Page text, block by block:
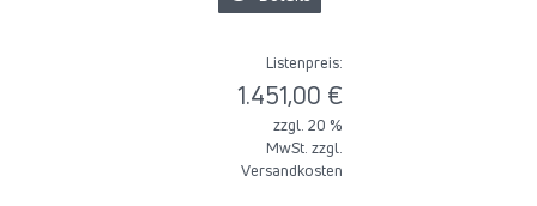
Listenpreis:
1.451,00 €
zzgl. 20 %
MwSt. zzgl.
Versandkosten